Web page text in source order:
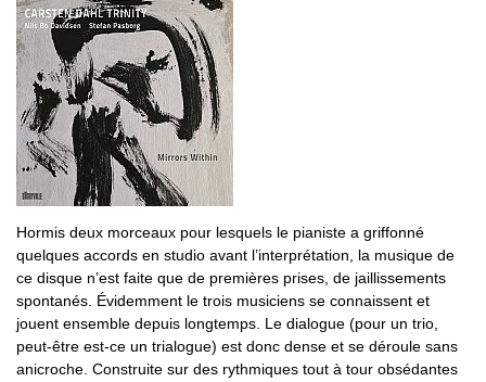
Hormis deux morceaux pour lesquels le pianiste a griffonné
quelques accords en studio avant l’interprétation, la musique de
ce disque n’est faite que de premières prises, de jaillissements
spontanés. Évidemment le trois musiciens se connaissent et
jouent ensemble depuis longtemps. Le dialogue (pour un trio,
peut-être est-ce un trialogue) est donc dense et se déroule sans
anicroche. Construite sur des rythmiques tout à tour obsédantes